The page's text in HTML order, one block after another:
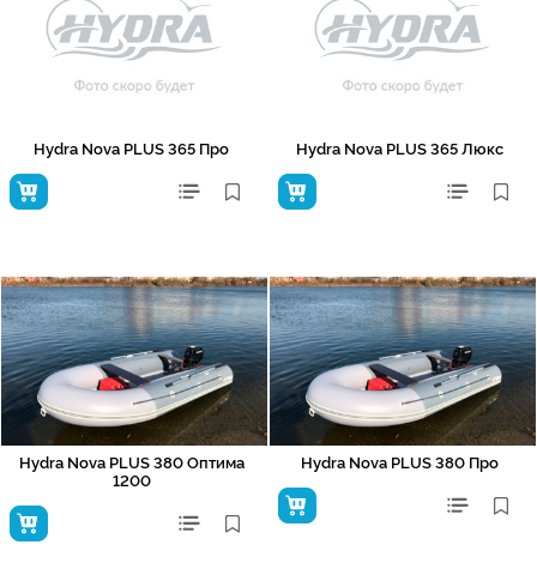
Hydra Nova PLUS 365 Про Hydra Nova PLUS 365 Люкс
Hydra Nova PLUS 380 Оптима
1200
Hydra Nova PLUS 380 Про